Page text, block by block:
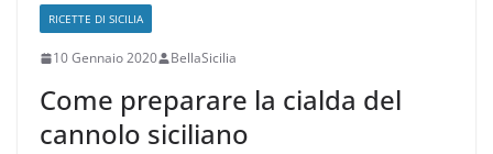
RICETTE DI SICILIA
10 Gennaio 2020 BellaSicilia
Come preparare la cialda del
cannolo siciliano